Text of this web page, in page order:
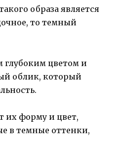
образа является
то темный
глубоким цветом и
облик, который
их форму и цвет,
в темные оттенки,